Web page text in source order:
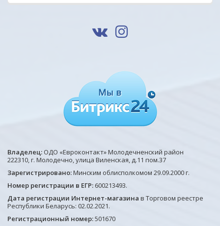
Владелец: ОДО «Евроконтакт» Молодечненский район
222310, г. Молодечно, улица Виленская, д.11 пом.37
Зарегистрировано:Минским облисполкомом 29.09.2000 г.
Номер регистрации в ЕГР: 600213493.
Дата регистрации Интернет-магазина в Торговом реестре
Республики Беларусь: 02.02.2021.
Регистрационный номер:501670